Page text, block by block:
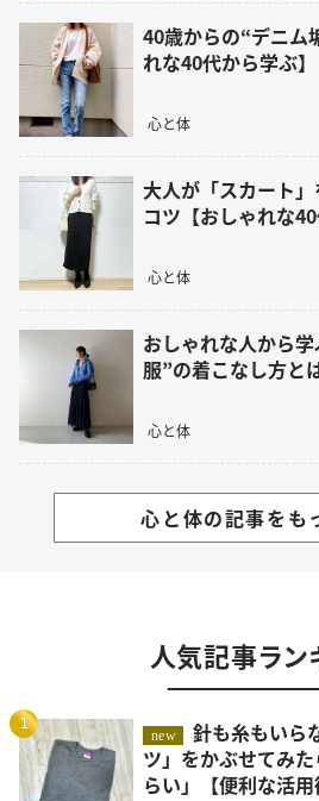
40歳からの“デニム
れな40代から学ぶ】
心と体
大人が「スカート
コツ【おしゃれな40
心と体
おしゃれな人から
服”の着こなし方と
心と体
心と体の記事をも
人気記事ラン
1
new
針も糸もいらない。「着ないTシャ
ツ」をかぶせてみ
らい」【便利な活用